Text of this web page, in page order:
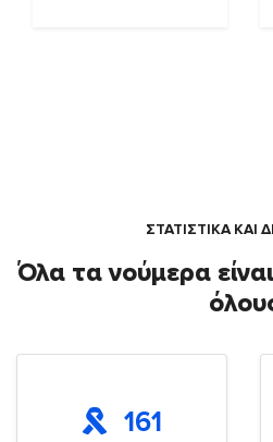
ΣΤΑΤΙΣΤΙΚΑ ΚΑΙ
Όλα τα νούμερα
161